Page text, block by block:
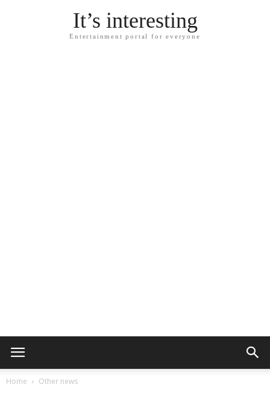
It’s interesting
Entertainment portal for everyone
Home Other news